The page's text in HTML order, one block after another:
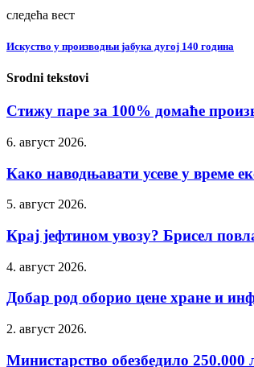
следећа вест
Искуство у производњи јабука дугој 140 година
Srodni tekstovi
Стижу паре за 100% домаће
6. август 2026.
Како наводњавати усеве у време
5. август 2026.
Крај јефтином увозу? Брисел
4. август 2026.
Добар род оборио цене хране и
2. август 2026.
Министарство обезбедило 250.000